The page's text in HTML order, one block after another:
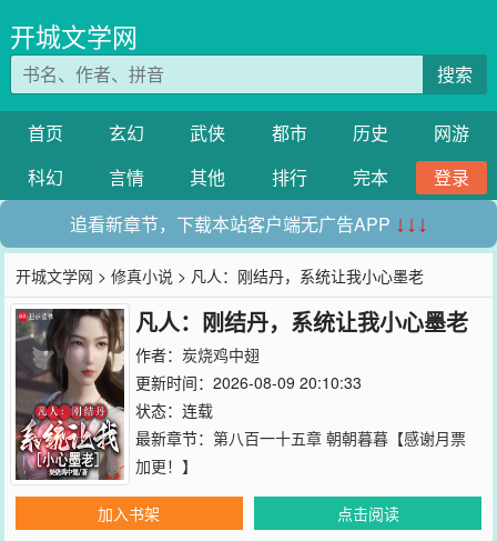
开城文学网
搜索
首页 玄幻 武侠 都市 历史
网游
科幻
言情 其他 排行 完本
登录
追看新章节，下载本站客户端无广告APP ↓↓↓
开城文学网 >修真小说 > 凡人：刚结丹，系统让我小心墨老
凡人：刚结丹，系统让我小心墨老
作者： 炭烧鸡中翅
更新时间：2026-08-09 20:10:33
状态：连载
最新章节： 第八百一十五章 朝朝暮暮【感谢月票
加更！】
加入书架
点击阅读